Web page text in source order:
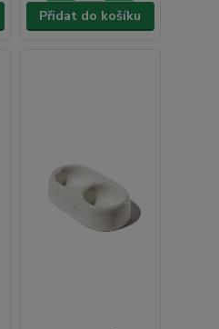
Přidat do košíku